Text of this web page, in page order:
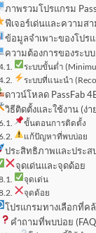
ภาพรวมโปรแกรม
ฟีเจอร์เด่นและความส
ข้อมูลจำเพาะของโปร
ความต้องการของระบบ
ระบบขั้นต่ำ
ระบบที่แนะนำ
ดาวน์โหลด PassFab
วิธีติดตั้งและใช้งาน (ง่า
ขั้นตอนการติดตั้ง
แก้ปัญหาที่พบบ่อย
ประสิทธิภาพและประส
จุดเด่นและจุดด้อย
จุดเด่น
จุดด้อย
โปรแกรมทางเลือกที่ค
คำถามที่พบบ่อย